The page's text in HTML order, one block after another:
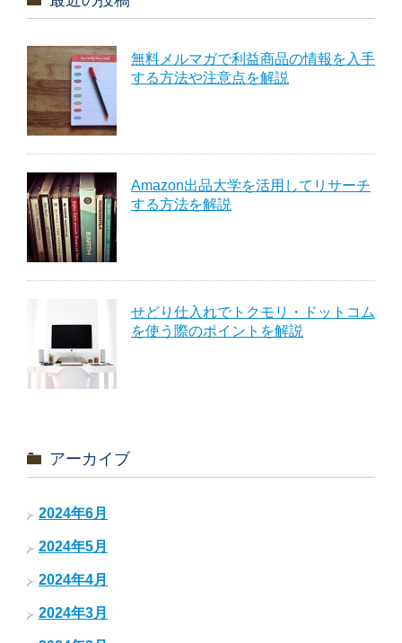
無料メルマガで利益商品の情報を入手
する方法や注意点を解説
Amazon出品大学を活用してリサーチ
する方法を解説
せどり仕入れでトクモリ・ドットコム
を使う際のポイントを解説
アーカイブ
2024年6月
2024年5月
2024年4月
2024年3月